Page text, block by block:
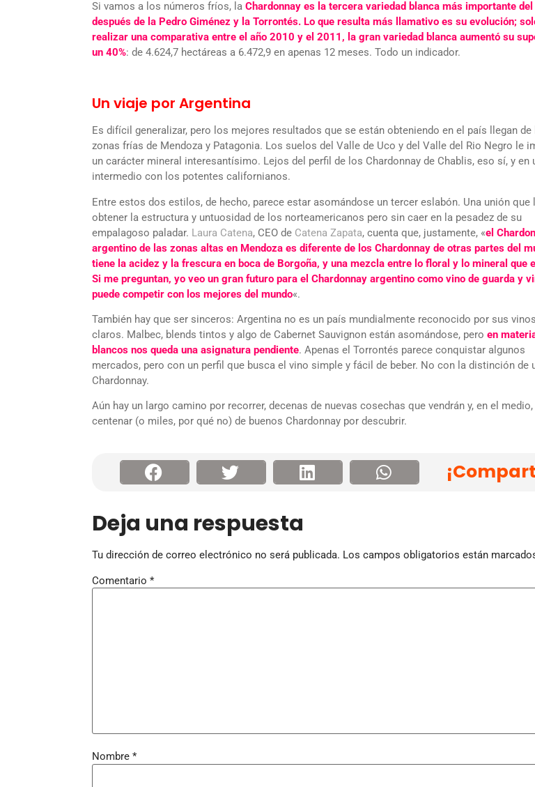
Si vamos a los números fríos, la Chardonnay es la tercera variedad blanca más importante del
después de la Pedro Giménez y la Torrontés. Lo que resulta más llamativo es su evolución;
realizar una comparativa entre el año 2010 y el 2011, la gran variedad blanca aumentó su
un 40%: de 4.624,7 hectáreas a 6.472,9 en apenas 12 meses. Todo un indicador.
Un viaje por Argentina
Es difícil generalizar, pero los mejores resultados que se están obteniendo en el país llegan de
zonas frías de Mendoza y Patagonia. Los suelos del Valle de Uco y del Valle del Rio Negro le
un carácter mineral interesantísimo. Lejos del perfil de los Chardonnay de Chablis, eso sí, y en
intermedio con los potentes californianos.
Entre estos dos estilos, de hecho, parece estar asomándose un tercer eslabón. Una unión que
obtener la estructura y untuosidad de los norteamericanos pero sin caer en la pesadez de su
empalagoso paladar. Laura Catena, CEO de Catena Zapata, cuenta que, justamente, «el
argentino de las zonas altas en Mendoza es diferente de los Chardonnay de otras partes del
tiene la acidez y la frescura en boca de Borgoña, y una mezcla entre lo floral y lo mineral que
Si me preguntan, yo veo un gran futuro para el Chardonnay argentino como vino de guarda y
puede competir con los mejores del mundo«.
También hay que ser sinceros: Argentina no es un país mundialmente reconocido por sus
claros. Malbec, blends tintos y algo de Cabernet Sauvignon están asomándose, pero en
blancos nos queda una asignatura pendiente. Apenas el Torrontés parece conquistar algunos
mercados, pero con un perfil que busca el vino simple y fácil de beber. No con la distinción de
Chardonnay.
Aún hay un largo camino por recorrer, decenas de nuevas cosechas que vendrán y, en el medio,
centenar (o miles, por qué no) de buenos Chardonnay por descubrir.
Deja una respuesta
Tu dirección de correo electrónico no será publicada. Los campos obligatorios están
Comentario *
Nombre *